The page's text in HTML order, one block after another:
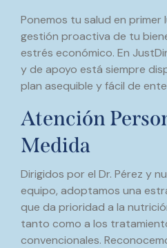
Ponemos tu salud en primer
gestión proactiva de tu
estrés económico. En
y de apoyo está siempre
plan asequible y fácil de
Atención
Medida
Dirigidos por el Dr. Pérez y
equipo, adoptamos una
que da prioridad a la
tanto como a los
convencionales.